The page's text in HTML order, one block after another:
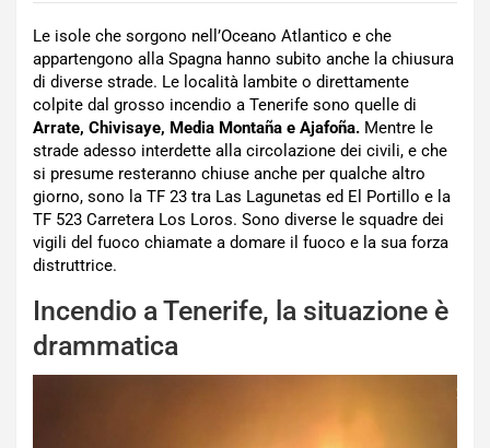
Le isole che sorgono nell’Oceano Atlantico e che
appartengono alla Spagna hanno subito anche la chiusura
di diverse strade. Le località lambite o direttamente
colpite dal grosso incendio a Tenerife sono quelle di
Arrate, Chivisaye, Media Montaña e Ajafoña. Mentre le
strade adesso interdette alla circolazione dei civili, e che
si presume resteranno chiuse anche per qualche altro
giorno, sono la TF 23 tra Las Lagunetas ed El Portillo e la
TF 523 Carretera Los Loros. Sono diverse le squadre dei
vigili del fuoco chiamate a domare il fuoco e la sua forza
distruttrice.
Incendio a Tenerife, la situazione è
drammatica